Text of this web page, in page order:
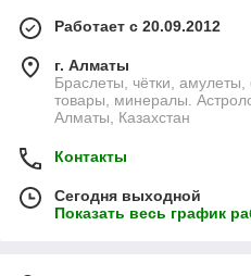
Работает с 20.09.2012
г. Алматы
Браслеты, чётки,
товары, минералы.
Алматы, Казахстан
Контакты
Сегодня выходной
Показать весь график